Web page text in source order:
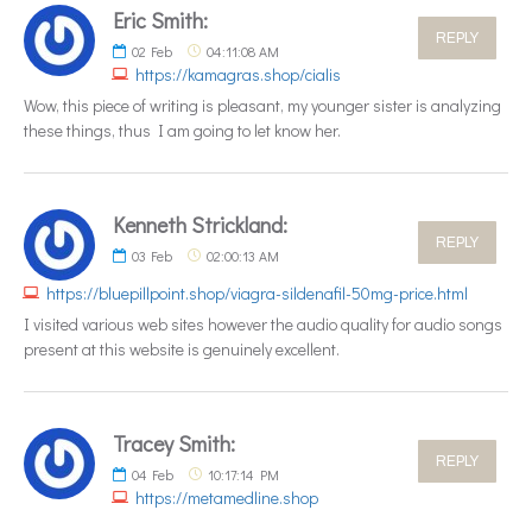
Eric Smith:
02 Feb 04:11:08 AM
https://kamagras.shop/cialis
REPLY
Wow, this piece of writing is pleasant, my younger sister is analyzing
these things, thus I am going to let know her.
Kenneth Strickland:
03 Feb 02:00:13 AM
https://bluepillpoint.shop/viagra-sildenafil-50mg-price.html
REPLY
I visited various web sites however the audio quality for audio songs
present at this website is genuinely excellent.
Tracey Smith:
04 Feb 10:17:14 PM
https://metamedline.shop
REPLY